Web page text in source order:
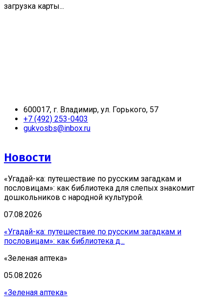
загрузка карты...
600017, г. Владимир, ул. Горького, 57
+7 (492) 253-0403
gukvosbs@inbox.ru
Новости
«Угадай-ка: путешествие по русским загадкам и
пословицам»: как библиотека для слепых знакомит
дошкольников с народной культурой.
07.08.2026
«Угадай-ка: путешествие по русским загадкам и
пословицам»: как библиотека д...
«Зеленая аптека»
05.08.2026
«Зеленая аптека»